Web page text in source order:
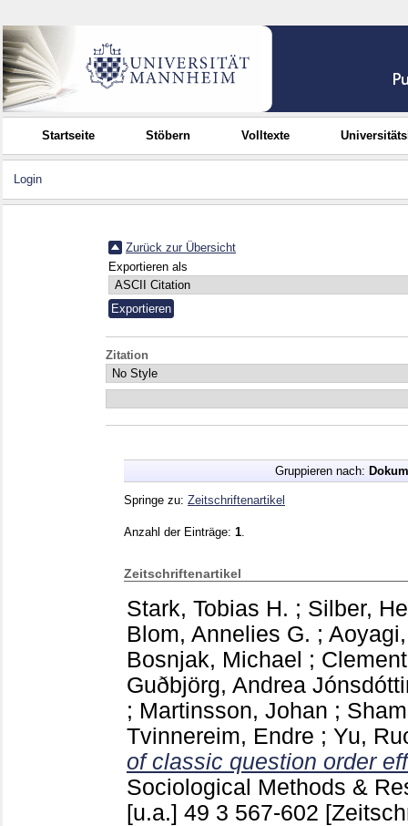
Startseite Stöbern Volltexte
Login
Zurück zur Übersicht
Exportieren als
Zitation
Gruppieren nach:
Springe zu: Zeitschriftenartikel
Anzahl der Einträge: 1
Zeitschriftenartikel
Stark, Tobias H. ; Silber,
Blom, Annelies G. ;
Bosnjak, Michael ;
Guðbjörg, Andrea
; Martinsson, Johan ;
Tvinnereim, Endre ; Yu,
of classic question order
Sociological Methods &
[u.a.] 49 3 567-602